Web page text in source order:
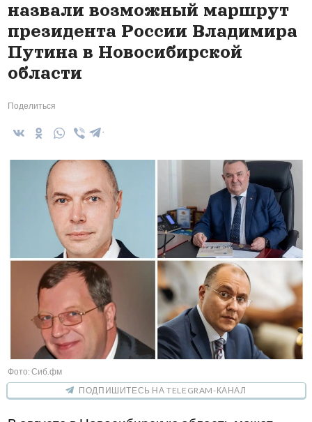
назвали возможный маршрут
президента России Владимира
Путина в Новосибирской
области
Поделиться
Фото: Сиб.фм
ПОДПИШИТЕСЬ НА TELEGRAM-КАНАЛ